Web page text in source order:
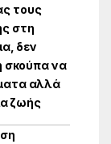
τους
στη
δεν
σκούπα να
αλλά
ζωής